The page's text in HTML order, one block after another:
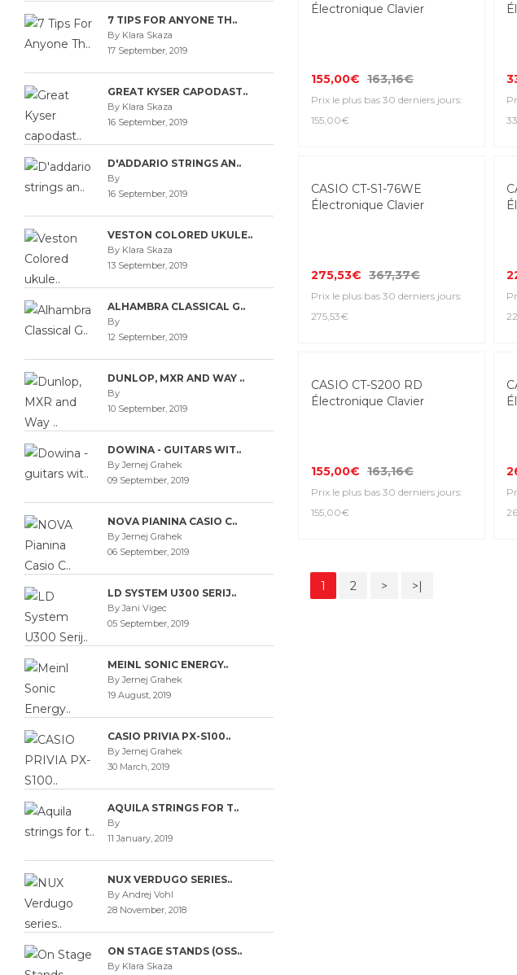
7 TIPS FOR ANYONE TH..
By Klara Skaza
17 September, 2019
GREAT KYSER CAPODAST..
By Klara Skaza
16 September, 2019
D'ADDARIO STRINGS AN..
By
16 September, 2019
VESTON COLORED UKULE..
By Klara Skaza
13 September, 2019
ALHAMBRA CLASSICAL G..
By
12 September, 2019
DUNLOP, MXR AND WAY ..
By
10 September, 2019
DOWINA - GUITARS WIT..
By Jernej Grahek
09 September, 2019
NOVA PIANINA CASIO C..
By Jernej Grahek
06 September, 2019
LD SYSTEM U300 SERIJ..
By Jani Vigec
05 September, 2019
MEINL SONIC ENERGY..
By Jernej Grahek
19 August, 2019
CASIO PRIVIA PX-S100..
By Jernej Grahek
30 March, 2019
AQUILA STRINGS FOR T..
By
11 January, 2019
NUX VERDUGO SERIES..
By Andrej Vohl
28 November, 2018
ON STAGE STANDS (OSS..
By Klara Skaza
Électronique Clavier
155,00€ 163,16€
Prix le plus bas 30 derniers jours:
155,00€
CASIO CT-S1-76WE
Électronique Clavier
275,53€ 367,37€
Prix le plus bas 30 derniers jours:
275,53€
CASIO CT-S200 RD
Électronique Clavier
155,00€ 163,16€
Prix le plus bas 30 derniers jours:
155,00€
1 2 > >|